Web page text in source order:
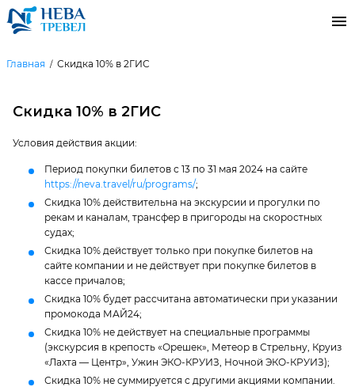
Главная Скидка 10% в 2ГИС
Скидка 10% в 2ГИС
Условия действия акции:
Период покупки билетов с 13 по 31 мая 2024 на сайте
https://neva.travel/ru/programs/;
Скидка 10% действительна на экскурсии и прогулки по
рекам и каналам, трансфер в пригороды на скоростных
судах;
Скидка 10% действует только при покупке билетов на
сайте компании и не действует при покупке билетов в
кассе причалов;
Скидка 10% будет рассчитана автоматически при указании
промокода МАЙ24;
Скидка 10% не действует на специальные программы
(экскурсия в крепость «Орешек», Метеор в Стрельну, Круиз
«Лахта — Центр», Ужин ЭКО-КРУИЗ, Ночной ЭКО-КРУИЗ);
Скидка 10% не суммируется с другими акциями компании.